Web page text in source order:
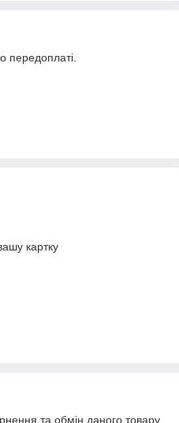
передоплаті.
картку
та обмін даного товару